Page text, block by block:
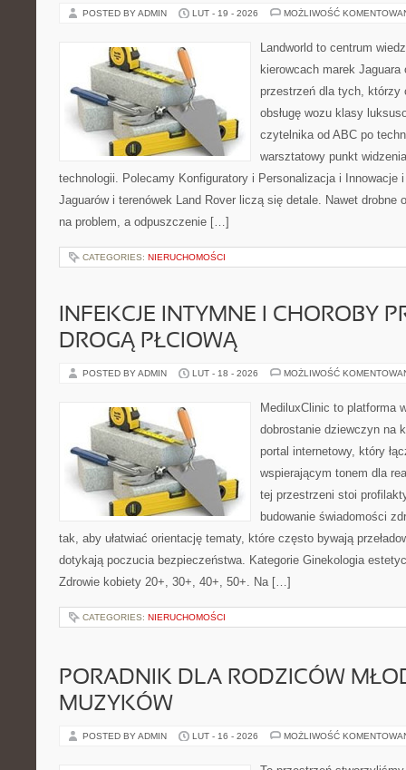
POSTED BY ADMIN LUT - 19 - 2026 MOŻLIWOŚĆ
Landworld to centrum
kierowcach marek Jaguara
przestrzeń dla tych, którzy
obsługę wozu klasy
czytelnika od ABC po
warsztatowy punkt
technologii. Polecamy Konfiguratory i Personalizacja i Innowacje
Jaguarów i terenówek Land Rover liczą się detale. Nawet drobne
na problem, a odpuszczenie […]
CATEGORIES: NIERUCHOMOŚCI
INFEKCJE INTYMNE I CHOROBY
DROGĄ PŁCIOWĄ
POSTED BY ADMIN LUT - 18 - 2026 MOŻLIWOŚĆ
MediluxClinic to platforma
dobrostanie dziewczyn na
portal internetowy, który
wspierającym tonem dla
tej przestrzeni stoi
budowanie świadomości
tak, aby ułatwiać orientację tematy, które często bywają
dotykają poczucia bezpieczeństwa. Kategorie Ginekologia
Zdrowie kobiety 20+, 30+, 40+, 50+. Na […]
CATEGORIES: NIERUCHOMOŚCI
PORADNIK DLA RODZICÓW
MUZYKÓW
POSTED BY ADMIN LUT - 16 - 2026 MOŻLIWOŚĆ